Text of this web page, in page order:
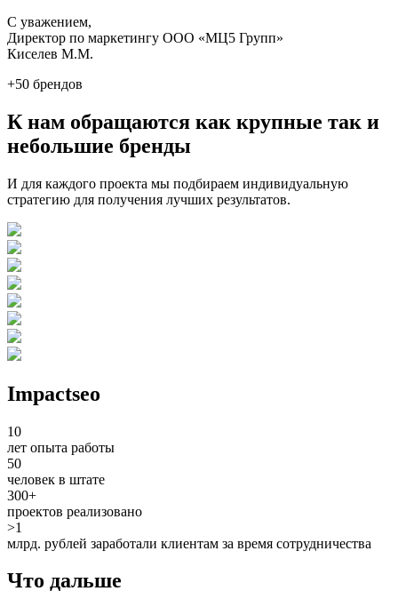
С уважением,
Директор по маркетингу ООО «МЦ5 Групп»
Киселев М.М.
+50 брендов
К нам обращаются как крупные так и
небольшие бренды
И для каждого проекта мы подбираем индивидуальную
стратегию для получения лучших результатов.
Impactseo
10
лет опыта работы
50
человек в штате
300+
проектов реализовано
>1
млрд. рублей заработали клиентам за время сотрудничества
Что дальше